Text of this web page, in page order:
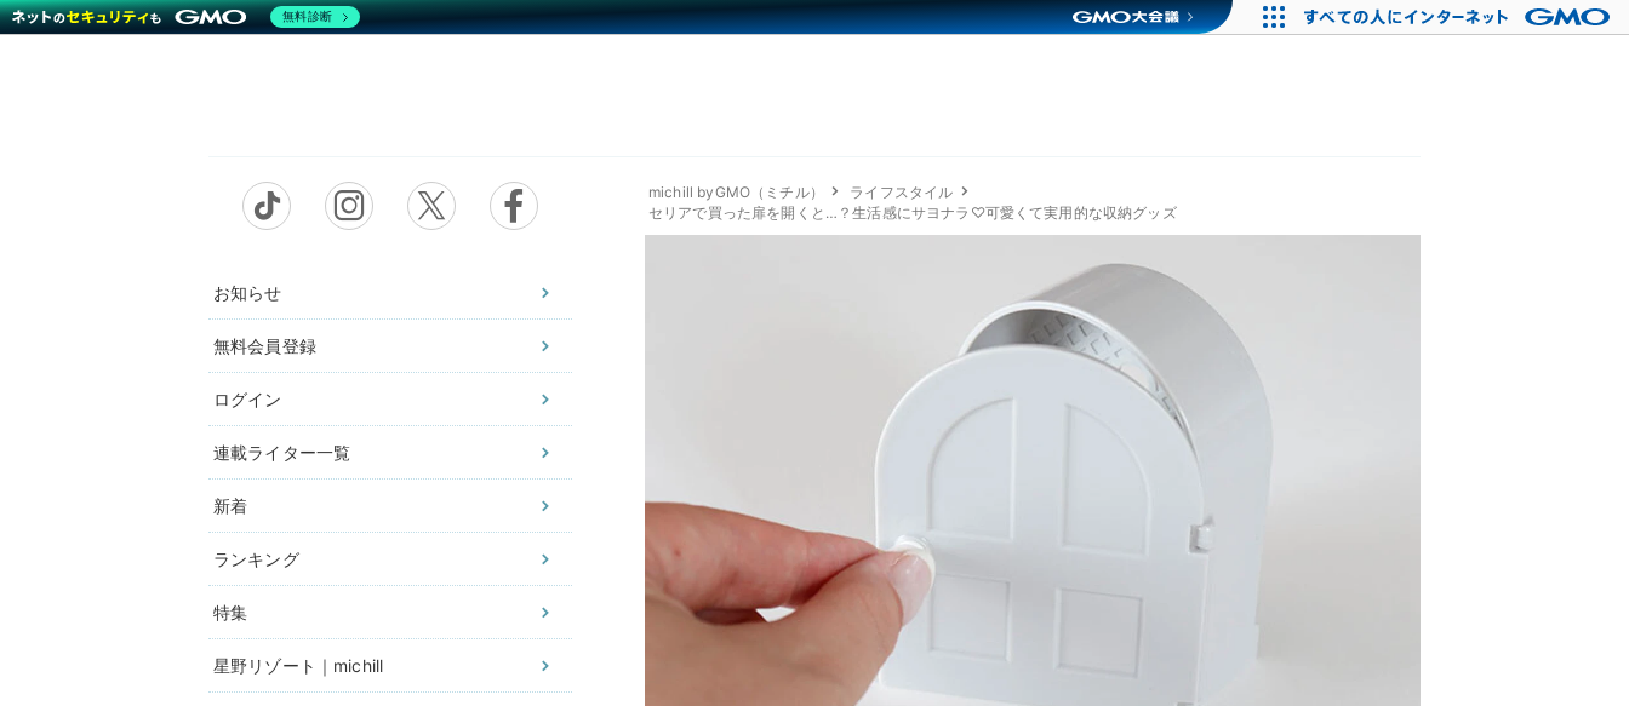
お知らせ
無料会員登録
ログイン
連載ライター一覧
新着
ランキング
特集
星野リゾート｜michill
michill byGMO（ミチル）
ライフスタイル
セリアで買った扉を開くと…？生活感にサヨナラ♡可愛くて実用的な収納グッズ
無料診断